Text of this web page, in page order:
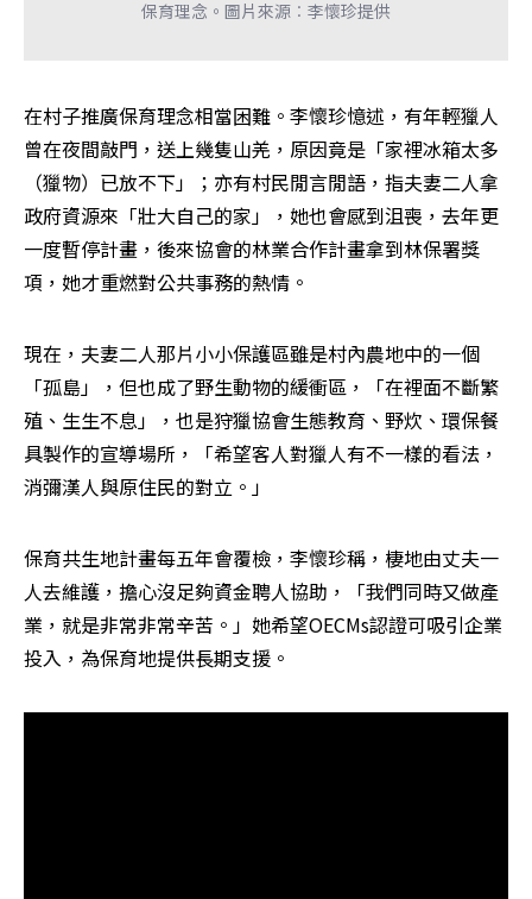
保育理念。圖片來源︰李懷珍提供
在村子推廣保育理念相當困難。李懷珍憶述，有年輕獵人
曾在夜間敲門，送上幾隻山羌，原因竟是「家裡冰箱太多
（獵物）已放不下」；亦有村民閒言閒語，指夫妻二人拿
政府資源來「壯大自己的家」，她也會感到沮喪，去年更
一度暫停計畫，後來協會的林業合作計畫拿到林保署獎
項，她才重燃對公共事務的熱情。
現在，夫妻二人那片小小保護區雖是村內農地中的一個
「孤島」，但也成了野生動物的緩衝區，「在裡面不斷繁
殖、生生不息」，也是狩獵協會生態教育、野炊、環保餐
具製作的宣導場所，「希望客人對獵人有不一樣的看法，
消彌漢人與原住民的對立。」
保育共生地計畫每五年會覆檢，李懷珍稱，棲地由丈夫一
人去維護，擔心沒足夠資金聘人協助，「我們同時又做產
業，就是非常非常辛苦。」她希望OECMs認證可吸引企業
投入，為保育地提供長期支援。